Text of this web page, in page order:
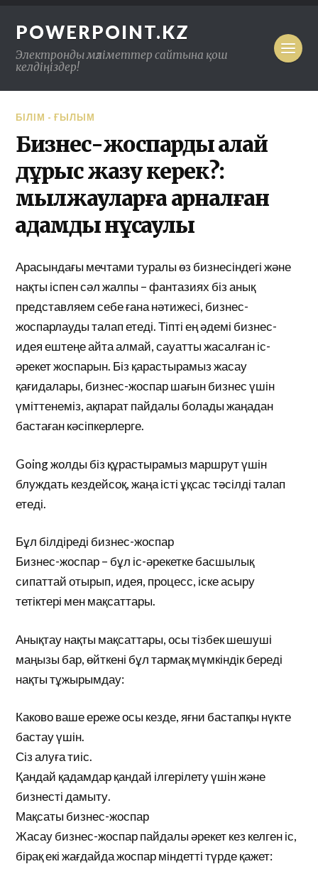
POWERPOINT.KZ
Электронды мәліметтер сайтына қош
келдіңіздер!
БІЛІМ - ҒЫЛЫМ
Бизнес-жоспарды қалай
дұрыс жазу керек?:
мылжауларға арналған
қадамдық нұсқаулық
Арасындағы мечтами туралы өз бизнесіндегі және
нақты іспен сәл жалпы – фантазиях біз анық
представляем себе ғана нәтижесі, бизнес-
жоспарлауды талап етеді. Тіпті ең әдемі бизнес-
идея ештеңе айта алмай, сауатты жасалған іс-
әрекет жоспарын. Біз қарастырамыз жасау
қағидалары, бизнес-жоспар шағын бизнес үшін
үміттенеміз, ақпарат пайдалы болады жаңадан
бастаған кәсіпкерлерге.
Going жолды біз құрастырамыз маршрут үшін
блуждать кездейсоқ, жаңа істі ұқсас тәсілді талап
етеді.
Бұл білдіреді бизнес-жоспар
Бизнес-жоспар – бұл іс-әрекетке басшылық
сипаттай отырып, идея, процесс, іске асыру
тетіктері мен мақсаттары.
Анықтау нақты мақсаттары, осы тізбек шешуші
маңызы бар, өйткені бұл тармақ мүмкіндік береді
нақты тұжырымдау:
Каково ваше ереже осы кезде, яғни бастапқы нүкте
бастау үшін.
Сіз алуға тиіс.
Қандай қадамдар қандай ілгерілету үшін және
бизнесті дамыту.
Мақсаты бизнес-жоспар
Жасау бизнес-жоспар пайдалы әрекет кез келген іс,
бірақ екі жағдайда жоспар міндетті түрде қажет: